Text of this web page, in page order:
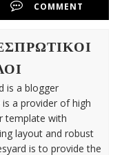
COMMENT
is a blogger
a provider of high
template with
layout and robust
is to provide the